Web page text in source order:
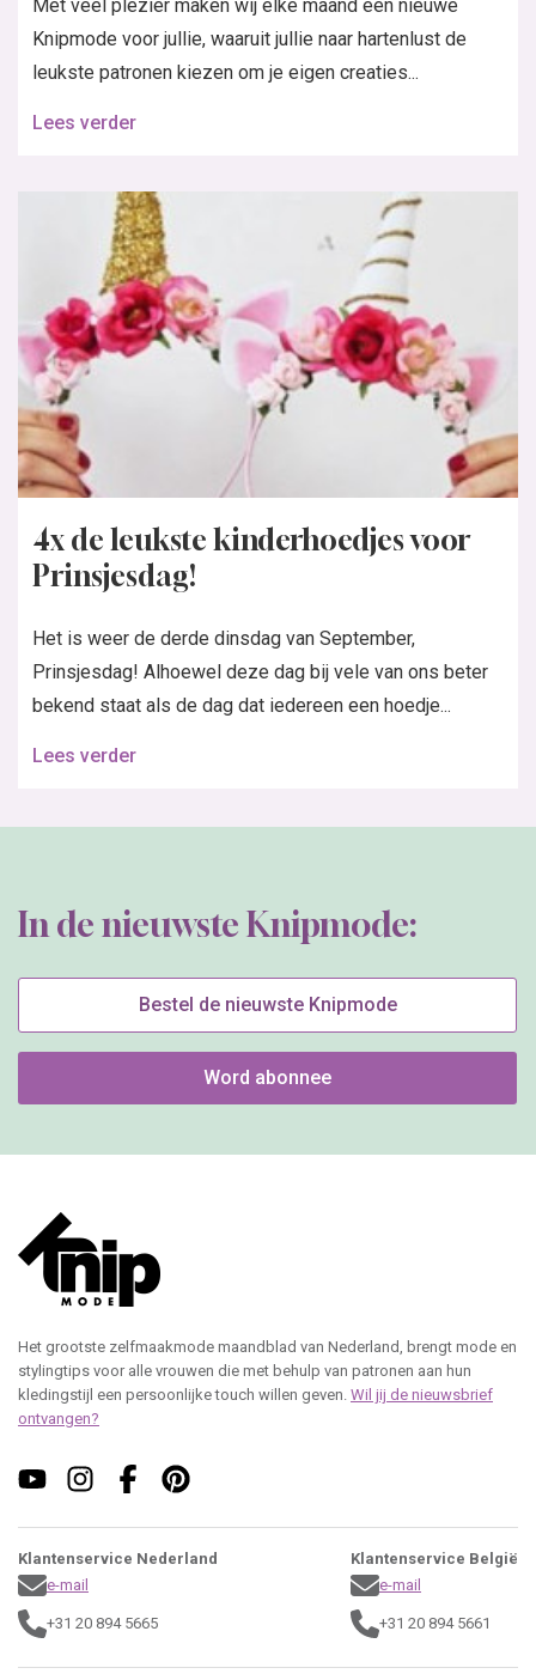
Met veel plezier maken wij elke maand een nieuwe
Knipmode voor jullie, waaruit jullie naar hartenlust de
leukste patronen kiezen om je eigen creaties...
Lees verder
4x de leukste kinderhoedjes voor
Prinsjesdag!
Het is weer de derde dinsdag van September,
Prinsjesdag! Alhoewel deze dag bij vele van ons beter
bekend staat als de dag dat iedereen een hoedje...
Lees verder
In de nieuwste Knipmode:
Bestel de nieuwste Knipmode
Word abonnee
Het grootste zelfmaakmode maandblad van Nederland, brengt mode en
stylingtips voor alle vrouwen die met behulp van patronen aan hun
kledingstijl een persoonlijke touch willen geven. Wil jij de nieuwsbrief
ontvangen?
Klantenservice Nederland
e-mail
+31 20 894 5665
Klantenservice België
e-mail
+31 20 894 5661